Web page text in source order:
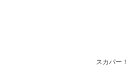
スカパー！